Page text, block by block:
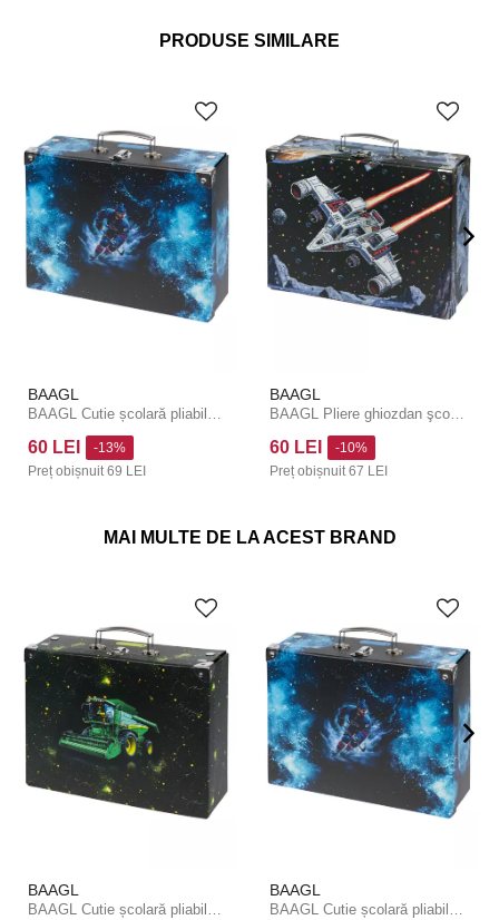
PRODUSE SIMILARE
BAAGL
60 LEI
Preț obișnuit 69 LEI
-13%
BAAGL
60 LEI
Preț obișnuit 67 LEI
-10%
MAI MULTE DE LA ACEST BRAND
BAAGL
BAAGL Cutie școlară pliabilă Tractor cu metal
BAAGL
BAAGL Cutie școlară pliabilă Hochei cu metal